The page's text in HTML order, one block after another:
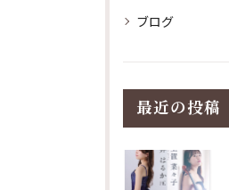
ブログ
最近の投稿